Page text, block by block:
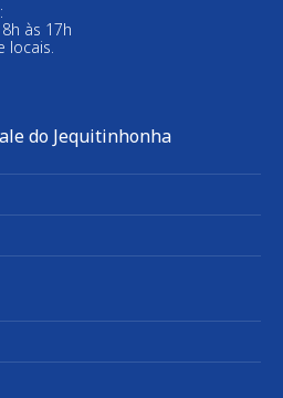
às 17h
locais.
do Jequitinhonha